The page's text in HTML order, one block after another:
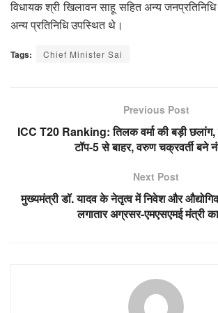
विधायक श्री खिलावन साहू सहित अन्य
अन्य प्रतिनिधि उपस्थित थे।
Tags: Chief Minister Sai
Previous Post
ICC T20 Ranking: तिलक वर्मा की बड़ी छलांग,
टॉप-5 से बाहर, वरुण चक्रवर्ती बने
Next Post
मुख्यमंत्री डॉ. यादव के नेतृत्व में निवेश और
लगातार अग्रसर-एमएसएमई मंत्री